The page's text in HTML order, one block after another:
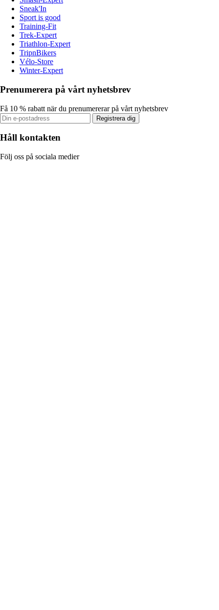
Sneak'In
Sport is good
Training-Fit
Trek-Expert
Triathlon-Expert
TripnBikers
Vélo-Store
Winter-Expert
Prenumerera på vårt nyhetsbrev
Få 10 % rabatt när du prenumererar på vårt nyhetsbrev
Registrera dig
Håll kontakten
Följ oss på sociala medier